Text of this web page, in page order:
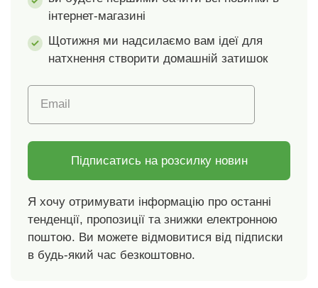
інтернет-магазині
Щотижня ми надсилаємо вам ідеї для
натхнення створити домашній затишок
Email
Підписатись на розсилку новин
Я хочу отримувати інформацію про останні
тенденції, пропозиції та знижки електронною
поштою. Ви можете відмовитися від підписки
в будь-який час безкоштовно.